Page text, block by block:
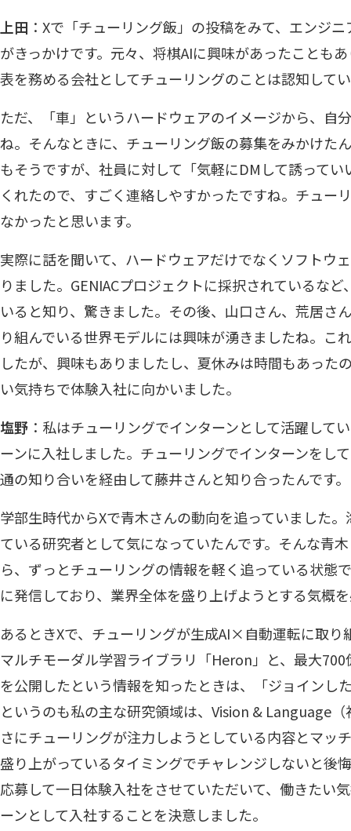
上田 ：Xで「チューリング飯」の投稿をみて、エンジ
がきっかけです。元々、将棋AIに興味があったことも
表を務める会社としてチューリングのことは認知して
ただ、「車」というハードウェアのイメージから、自
ね。そんなときに、チューリング飯の募集をみかけた
もそうですが、社員に対して「気軽にDMして誘って
くれたので、すごく連絡しやすかったですね。チュー
なかったと思います。
実際に話を聞いて、ハードウェアだけでなくソフトウ
りました。GENIACプロジェクトに採択されているな
いると知り、驚きました。その後、山口さん、荒居さ
り組んでいる世界モデルには興味が湧きましたね。こ
したが、興味もありましたし、夏休みは時間もあった
い気持ちで体験入社に向かいました。
塩野 ：私はチューリングでインターンとして活躍して
ーンに入社しました。チューリングでインターンをし
通の知り合いを経由して藤井さんと知り合ったんです。
学部生時代からXで青木さんの動向を追っていました
ている研究者として気になっていたんです。そんな青
ら、ずっとチューリングの情報を軽く追っている状態
に発信しており、業界全体を盛り上げようとする気概
あるときXで、チューリングが生成AI×自動運転に取り
マルチモーダル学習ライブラリ「Heron」と、最大
を公開したという情報を知ったときは、「ジョインし
というのも私の主な研究領域は、Vision & Language
さにチューリングが注力しようとしている内容とマッ
盛り上がっているタイミングでチャレンジしないと後
応募して一日体験入社をさせていただいて、働きたい
ーンとして入社することを決意しました。